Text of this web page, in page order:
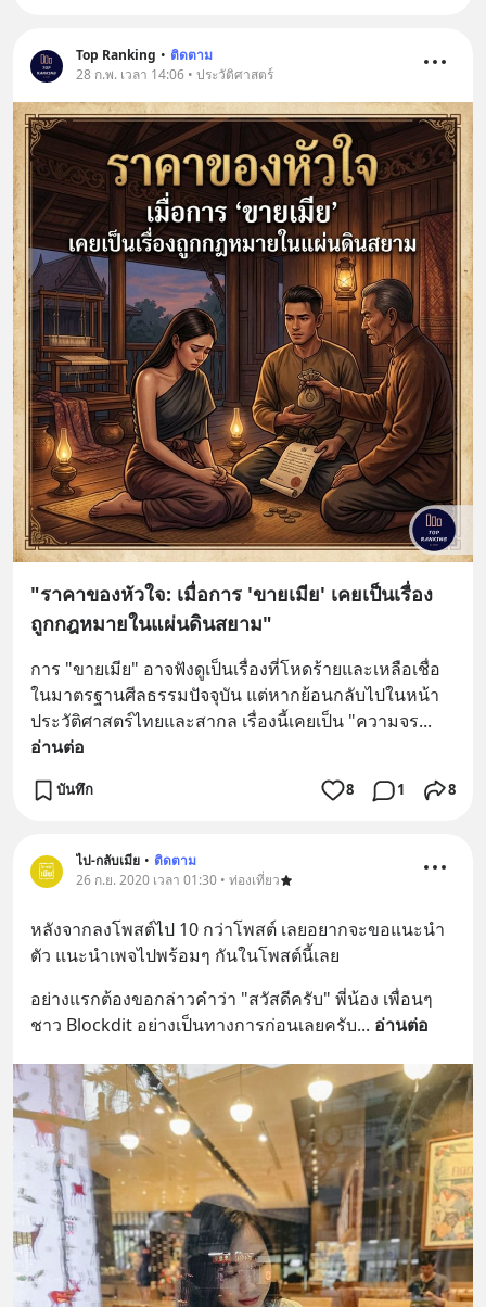
Top Ranking • ติดตาม
28 ก.พ. เวลา 14:06 • ประวัติศาสตร์
"ราคาของหัวใจ: เมื่อการ 'ขายเมีย' เคยเป็นเรื่อง
ถูกกฎหมายในแผ่นดินสยาม"
การ "ขายเมีย" อาจฟังดูเป็นเรื่องที่โหดร้ายและเหลือเชื่อ
ในมาตรฐานศีลธรรมปัจจุบัน แต่หากย้อนกลับไปในหน้า
ประวัติศาสตร์ไทยและสากล เรื่องนี้เคยเป็น "ความจร
อ่านต่อ
บันทึก 8 1 8
ไป-กลับเมีย • ติดตาม
26 ก.ย. 2020 เวลา 01:30 • ท่องเที่ยว
หลังจากลงโพสต์ไป 10 กว่าโพสต์ เลยอยากจะขอแนะนำ
ตัว แนะนำเพจไปพร้อมๆ กันในโพสต์นี้เลย
อย่างแรกต้องขอกล่าวคำว่า "สวัสดีครับ" พี่น้อง เพื่อนๆ
ชาว Blockdit อย่างเป็นทางการก่อนเลยครับ... อ่านต่อ